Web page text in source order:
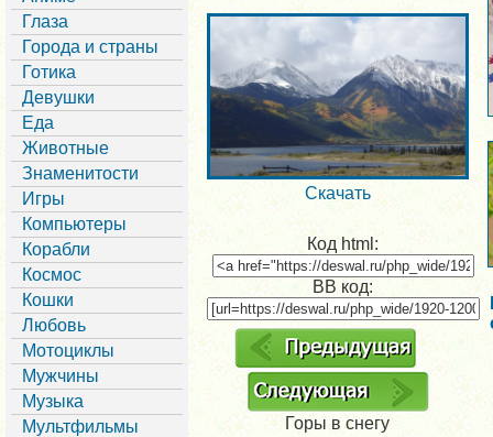
Глаза
Города и страны
Готика
Девушки
Еда
Животные
Знаменитости
Игры
Компьютеры
Корабли
Космос
Кошки
Любовь
Мотоциклы
Мужчины
Музыка
Мультфильмы
Скачать
Код html:
BB код:
Горы в снегу